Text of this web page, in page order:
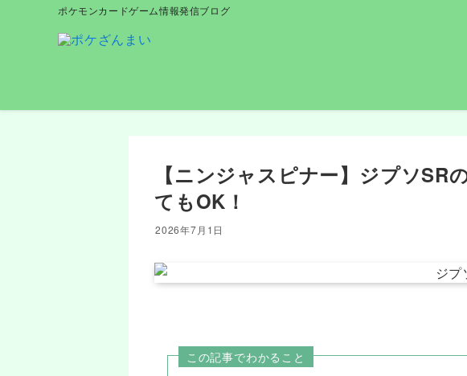
ポケモンカードゲーム情報発信ブログ
【ニンジャスピナー】ジプソSR
てもOK！
2026年7月1日
この記事でわかること